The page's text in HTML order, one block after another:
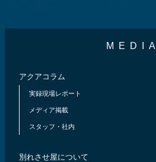
MEDIA
アクアコラム
実録現場レポート
メディア掲載
スタッフ・社内
別れさせ屋について